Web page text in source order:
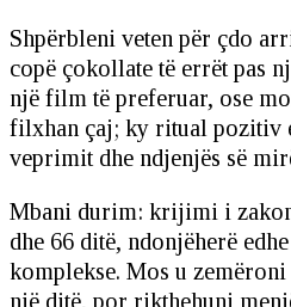
Shpërbleni veten për çdo
copë çokollate të errët pas
një film të preferuar, ose
filxhan çaj; ky ritual pozitiv
veprimit dhe ndjenjës së
Mbani durim: krijimi i
dhe 66 ditë, ndonjëherë
komplekse. Mos u
një ditë, por rikthehuni